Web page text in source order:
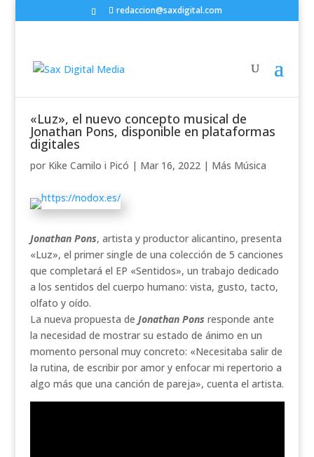
redaccion@saxdigital.com
«Luz», el nuevo concepto musical de
Jonathan Pons, disponible en plataformas
digitales
por Kike Camilo i Picó | Mar 16, 2022| Más Música
Jonathan Pons, artista y productor alicantino, presenta
«Luz», el primer single de una colección de 5 canciones
que completará el EP «Sentidos», un trabajo dedicado
a los sentidos del cuerpo humano: vista, gusto, tacto,
olfato y oído.
La nueva propuesta de Jonathan Pons responde ante
la necesidad de mostrar su estado de ánimo en un
momento personal muy concreto: «Necesitaba salir de
la rutina, de escribir por amor y enfocar mi repertorio a
algo más que una canción de pareja», cuenta el artista.